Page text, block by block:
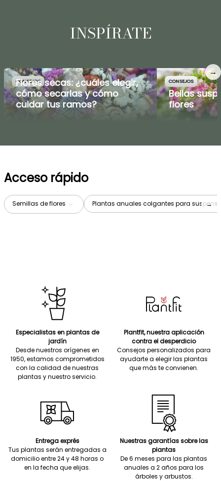
INSPÍRATE
CONSEJOS
Flores secas: ¿cuáles elegir,
cómo secarlas y cómo
cuidar tus ramos?
CONSEJOS
Bellas
flores
→
Acceso rápido
Semillas de flores Plantas anuales colgantes para →
Especialistas en plantas de
jardín
Desde nuestros orígenes en
1950, estamos comprometidos
con la calidad de nuestras
plantas y nuestro servicio.
Plantfit, nuestra aplicación
contra el desperdicio
Consejos personalizados para
ayudarte a elegir las plantas
que más te convienen.
Entrega exprés
Tus plantas serán entregadas a
domicilio entre 24 y 48 horas o
en la fecha que elijas.
Nuestras garantías sobre las
plantas
De 6 meses para las plantas
anuales a 2 años para los
árboles y arbustos.